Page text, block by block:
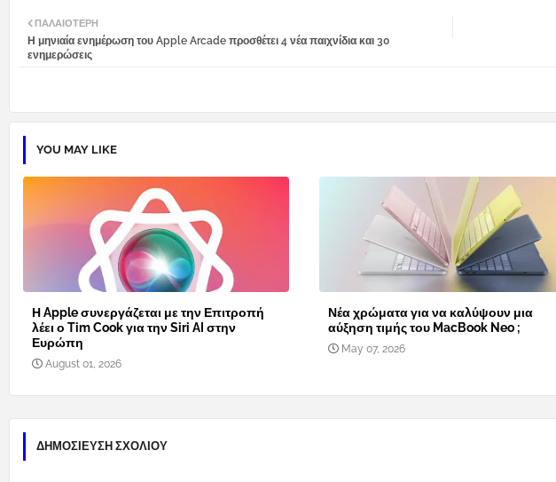
ΠΑΛΑΙΌΤΕΡΗ
Η μηνιαία ενημέρωση του Apple Arcade προσθέτει 4 νέα παιχνίδια και 30
ενημερώσεις
YOU MAY LIKE
Η Apple συνεργάζεται με την Επιτροπή
λέει ο Tim Cook για την Siri AI στην
Ευρώπη
August 01, 2026
Νέα χρώματα για να καλύψουν μια
αύξηση τιμής του MacBook Neo ;
May 07, 2026
ΔΗΜΟΣΊΕΥΣΗ ΣΧΟΛΊΟΥ